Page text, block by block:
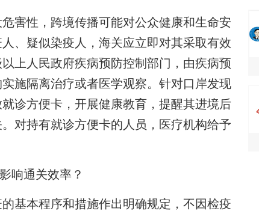
性，跨境传播可能对公众健康和生命安
、疑似染疫人，海关应立即对其采取有效
上人民政府疾病预防控制部门，由疾病预
施隔离治疗或者医学观察。针对口岸发现
诊方便卡，开展健康教育，提醒其进境后
对持有就诊方便卡的人员，医疗机构给予
响通关效率？
本程序和措施作出明确规定，不因检疫